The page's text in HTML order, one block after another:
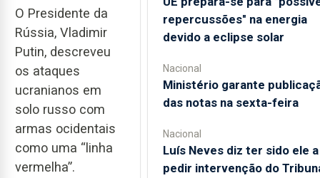
O Presidente da
Rússia, Vladimir
Putin, descreveu
os ataques
ucranianos em
solo russo com
armas ocidentais
como uma “linha
vermelha”.
repercussões" na energia
devido a eclipse solar
Nacional
Ministério garante
das notas na sexta-feira
Nacional
Luís Neves diz ter sido ele a
pedir intervenção do